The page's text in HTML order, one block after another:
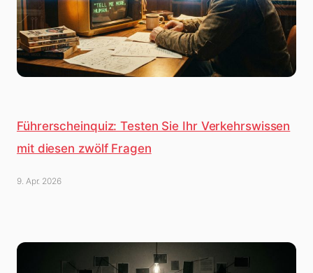
Führerscheinquiz: Testen Sie Ihr Verkehrswissen
mit diesen zwölf Fragen
9. Apr. 2026